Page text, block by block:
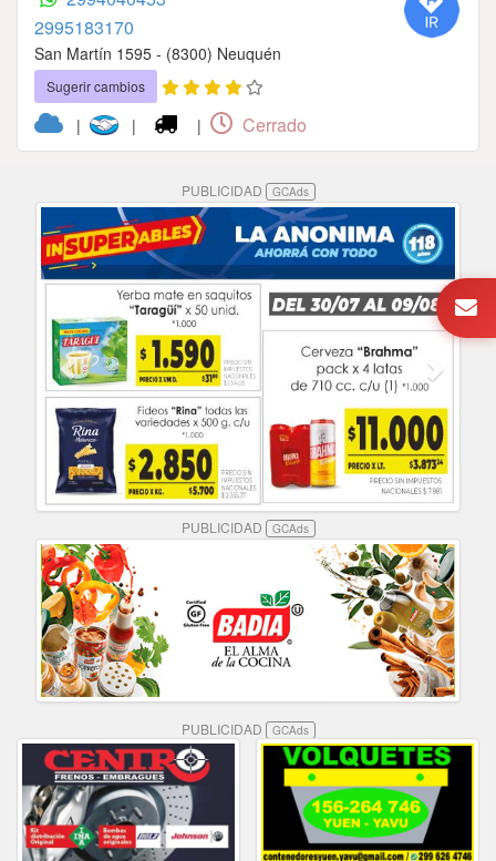
2995183170
San Martín 1595 - (8300) Neuquén
Sugerir cambios
| | | Cerrado
PUBLICIDAD GCAds
PUBLICIDAD GCAds
PUBLICIDAD GCAds